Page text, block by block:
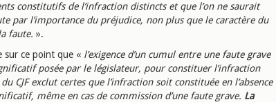
constitutifs de l’infraction distincts et que l’on ne saurait
par l’importance du préjudice, non plus que le caractère du
faute. ».
sur ce point que « l’exigence d’un cumul entre une faute grave
posée par le législateur, pour constituer l’infraction
CJF exclut certes que l’infraction soit constituée en l’absence
même en cas de commission d’une faute grave. La